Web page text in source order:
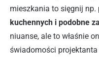
mieszkania to sięgnij np.
kuchennych i podobne
niuanse, ale to właśnie
świadomości